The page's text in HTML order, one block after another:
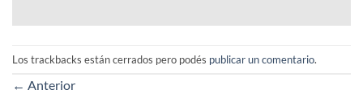
Los trackbacks están cerrados pero podés publicar un comentario.
← Anterior